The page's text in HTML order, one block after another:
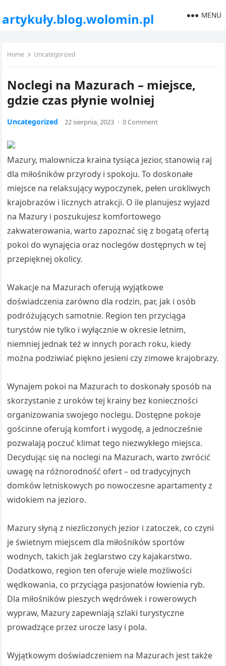
artykuły.blog.wolomin.pl MENU
Home Uncategorized
Noclegi na Mazurach – miejsce,
gdzie czas płynie wolniej
Uncategorized 22 sierpnia, 2023 · 0 Comment
Mazury, malownicza kraina tysiąca jezior, stanowią raj
dla miłośników przyrody i spokoju. To doskonałe
miejsce na relaksujący wypoczynek, pełen urokliwych
krajobrazów i licznych atrakcji. O ile planujesz wyjazd
na Mazury i poszukujesz komfortowego
zakwaterowania, warto zapoznać się z bogatą ofertą
pokoi do wynajęcia oraz noclegów dostępnych w tej
przepięknej okolicy.
Wakacje na Mazurach oferują wyjątkowe
doświadczenia zarówno dla rodzin, par, jak i osób
podróżujących samotnie. Region ten przyciąga
turystów nie tylko i wyłącznie w okresie letnim,
niemniej jednak też w innych porach roku, kiedy
można podziwiać piękno jesieni czy zimowe krajobrazy.
Wynajem pokoi na Mazurach to doskonały sposób na
skorzystanie z uroków tej krainy bez konieczności
organizowania swojego noclegu. Dostępne pokoje
gościnne oferują komfort i wygodę, a jednocześnie
pozwalają poczuć klimat tego niezwykłego miejsca.
Decydując się na noclegi na Mazurach, warto zwrócić
uwagę na różnorodność ofert – od tradycyjnych
domków letniskowych po nowoczesne apartamenty z
widokiem na jezioro.
Mazury słyną z niezliczonych jezior i zatoczek, co czyni
je świetnym miejscem dla miłośników sportów
wodnych, takich jak żeglarstwo czy kajakarstwo.
Dodatkowo, region ten oferuje wiele możliwości
wędkowania, co przyciąga pasjonatów łowienia ryb.
Dla miłośników pieszych wędrówek i rowerowych
wypraw, Mazury zapewniają szlaki turystyczne
prowadzące przez urocze lasy i pola.
Wyjątkowym doświadczeniem na Mazurach jest także